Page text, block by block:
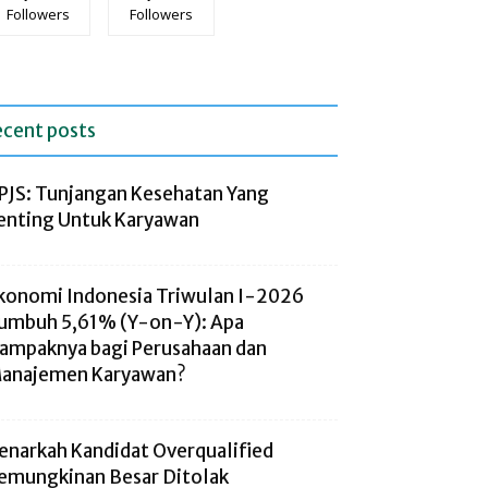
Followers Followers
posts
Tunjangan Kesehatan Yang
Untuk Karyawan
Indonesia Triwulan I-2026
5,61% (Y-on-Y): Apa
bagi Perusahaan dan
Karyawan?
Kandidat Overqualified
Besar Ditolak